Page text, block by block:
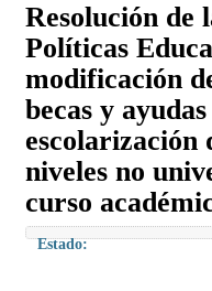
Resolución de
Políticas
modificación
becas y
escolarización
niveles no
curso
Estado: